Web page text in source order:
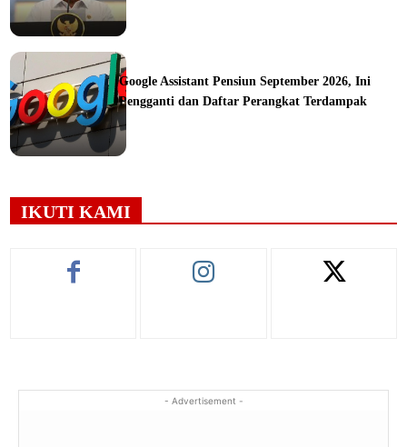
Google Assistant Pensiun September 2026, Ini
Pengganti dan Daftar Perangkat Terdampak
IKUTI KAMI
- Advertisement -